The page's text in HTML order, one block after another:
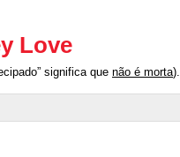
Love
significa que não é morta).